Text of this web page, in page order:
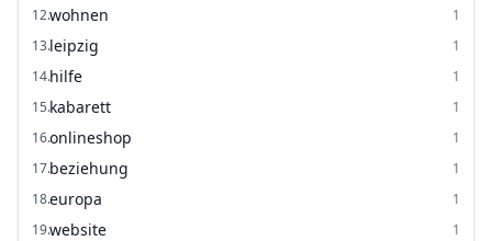
12.wohnen
1
13.leipzig
1
14.hilfe
1
15.kabarett
1
16.onlineshop
1
17.beziehung
1
18.europa
1
19.website
1